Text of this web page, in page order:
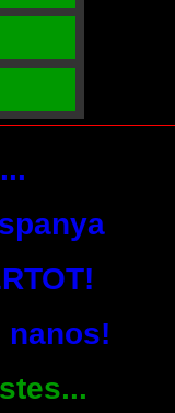
nanos!